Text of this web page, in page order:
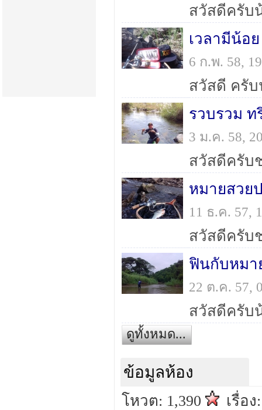
เวลามีน้อ
6 ก.พ. 58,
รวบรวม ท
3 ม.ค. 58,
หมายสวย
11 ธ.ค. 57,
ฟินกับหมา
22 ต.ค. 57,
ดูทั้งหมด...
ข้อมูลห้อง
โหวต: 1,390
เรื่อ